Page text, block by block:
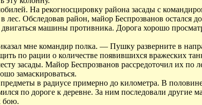
На рекогносцировку района засады с
Обследовав район, майор Беспрозванов остался
машины противника. Дорога хорошо
мне командир полка. — Пушку разверните в
по рации о количестве появившихся вражеских
засады. Майор Беспрозванов рассредоточил их по
замаскироваться.
в радиусе примерно до километра. В
по дороге к деревне. За ним последовали
бою.